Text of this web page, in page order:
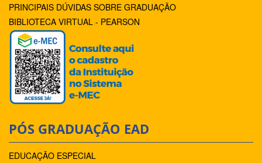
PRINCIPAIS DÚVIDAS SOBRE GRADUAÇÃO
BIBLIOTECA VIRTUAL - PEARSON
PÓS GRADUAÇÃO EAD
EDUCAÇÃO ESPECIAL